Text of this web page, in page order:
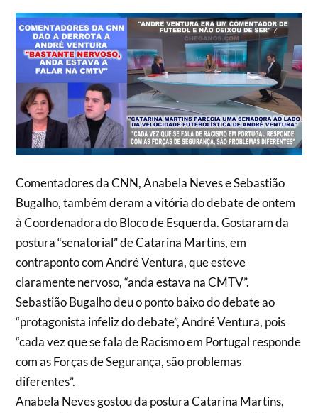
Comentadores da CNN, Anabela Neves e Sebastião
Bugalho, também deram a vitória do debate de ontem
à Coordenadora do Bloco de Esquerda. Gostaram da
postura “senatorial” de Catarina Martins, em
contraponto com André Ventura, que esteve
claramente nervoso, “anda estava na CMTV”.
Sebastião Bugalho deu o ponto baixo do debate ao
“protagonista infeliz do debate”, André Ventura, pois
“cada vez que se fala de Racismo em Portugal responde
com as Forças de Segurança, são problemas
diferentes”.
Anabela Neves gostou da postura Catarina Martins,